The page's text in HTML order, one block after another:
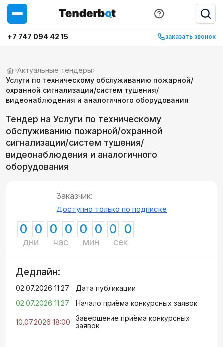
+7 747 094 42 15 заказать звонок
›Актуальные тендеры›
Услуги по техническому обслуживанию пожарной/
охранной сигнализации/систем тушения/
видеонаблюдения и аналогичного оборудования
Тендер на Услуги по техническому
обслуживанию пожарной/охранной
сигнализации/систем тушения/
видеонаблюдения и аналогичного
оборудования
Заказчик:
Доступно только по подписке
0 0
дни
0 0
час
0 0
мин
0 0
сек
Дедлайн:
02.07.2026 11:27
Дата публикации
02.07.2026 11:27
Начало приёма конкурсных заявок
10.07.2026 18:00
Завершение приёма конкурсных
заявок